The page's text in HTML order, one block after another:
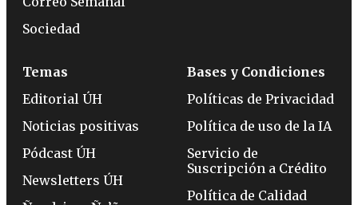
Sociedad
Temas
Editorial ÚH
Noticias positivas
Pódcast ÚH
Newsletters ÚH
Bases y Condiciones
Políticas de Privacidad
Política de uso de la IA
Servicio de
Suscripción a Crédito
Política de Calidad